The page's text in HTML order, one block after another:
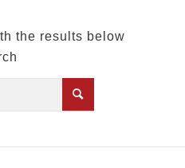
the results below